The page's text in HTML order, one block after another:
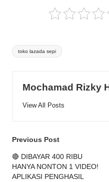
Tags:
toko lazada sepi
Mochamad Rizky
View All Posts
Post
navigation
Previous Post
🔴 DIBAYAR 400 RIBU
HANYA NONTON 1 VIDEO!
APLIKASI PENGHASIL